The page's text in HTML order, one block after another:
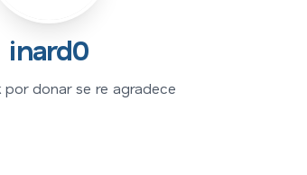
inard0
por donar se re agradece